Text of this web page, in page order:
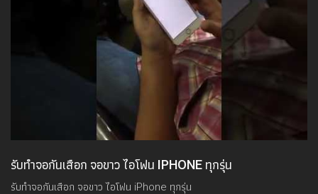
รับทำจอกันเสือก จอขาว ไอโฟน IPHONE ทุกรุ่น
รับทำจอกันเสือก จอขาว ไอโฟน iPhone ทุกรุ่น